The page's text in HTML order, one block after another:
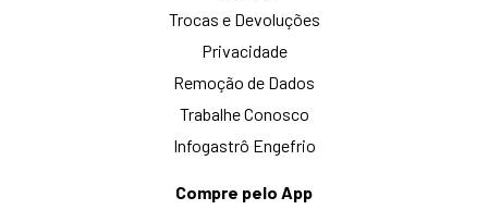
Trocas e Devoluções
Privacidade
Remoção de Dados
Trabalhe Conosco
Infogastrô Engefrio
Compre pelo App